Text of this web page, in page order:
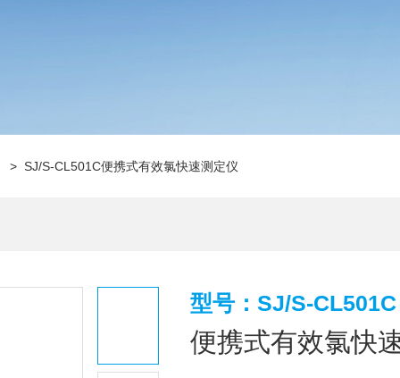
> SJ/S-CL501C便携式有效氯快速测定仪
型号：SJ/S-CL501C
便携式有效氯快